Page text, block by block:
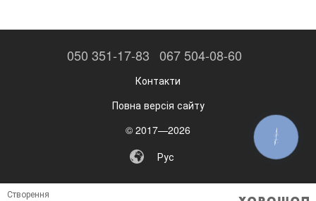
050 351-17-83 067 504-08-60
Контакти
Повна версія сайту
© 2017—2026
Рус
Створення
КНОПКА
ЗВ'ЯЗКУ